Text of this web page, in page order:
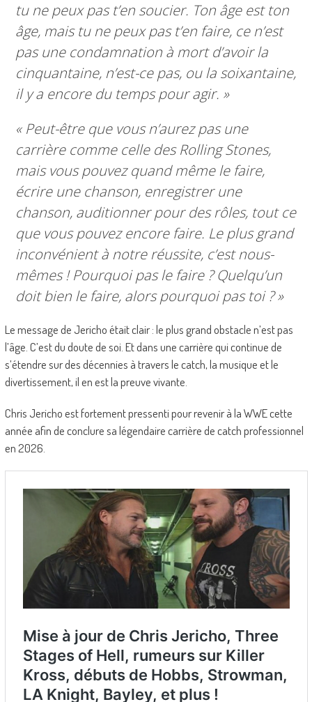
tu ne peux pas t’en soucier. Ton âge est ton
âge, mais tu ne peux pas t’en faire, ce n’est
pas une condamnation à mort d’avoir la
cinquantaine, n’est-ce pas, ou la soixantaine,
il y a encore du temps pour agir. »
« Peut-être que vous n’aurez pas une
carrière comme celle des Rolling Stones,
mais vous pouvez quand même le faire,
écrire une chanson, enregistrer une
chanson, auditionner pour des rôles, tout ce
que vous pouvez encore faire. Le plus grand
inconvénient à notre réussite, c’est nous-
mêmes ! Pourquoi pas le faire ? Quelqu’un
doit bien le faire, alors pourquoi pas toi ? »
Le message de Jericho était clair : le plus grand obstacle n’est pas
l’âge. C’est du doute de soi. Et dans une carrière qui continue de
s’étendre sur des décennies à travers le catch, la musique et le
divertissement, il en est la preuve vivante.
Chris Jericho est fortement pressenti pour revenir à la WWE cette
année afin de conclure sa légendaire carrière de catch professionnel
en 2026.